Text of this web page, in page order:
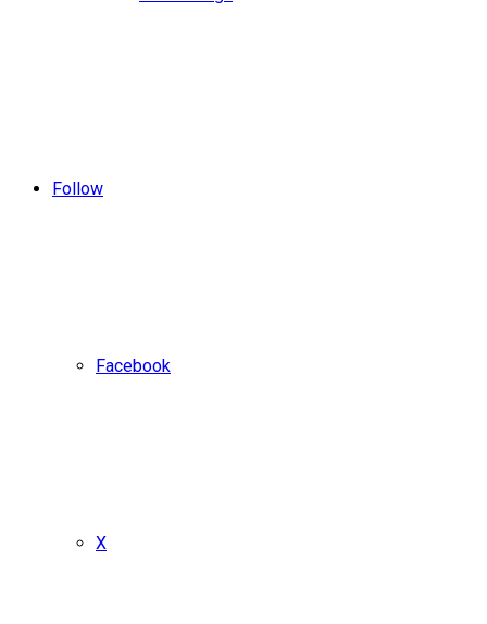
Follow
Facebook
X